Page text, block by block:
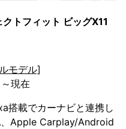
トフィット ビッグX11
モデル]
現在
搭載でカーナビと連携し
、Apple Carplay/Android